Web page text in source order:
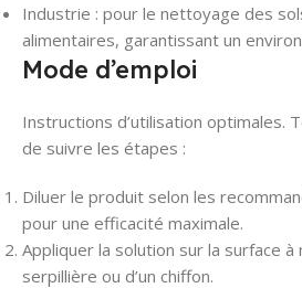
Industrie : pour le nettoyage des
alimentaires, garantissant un
Mode d’emploi
Instructions d’utilisation optimales.
de suivre les étapes :
Diluer le produit selon les
pour une efficacité maximale.
Appliquer la solution sur la surface à
serpillière ou d’un chiffon.